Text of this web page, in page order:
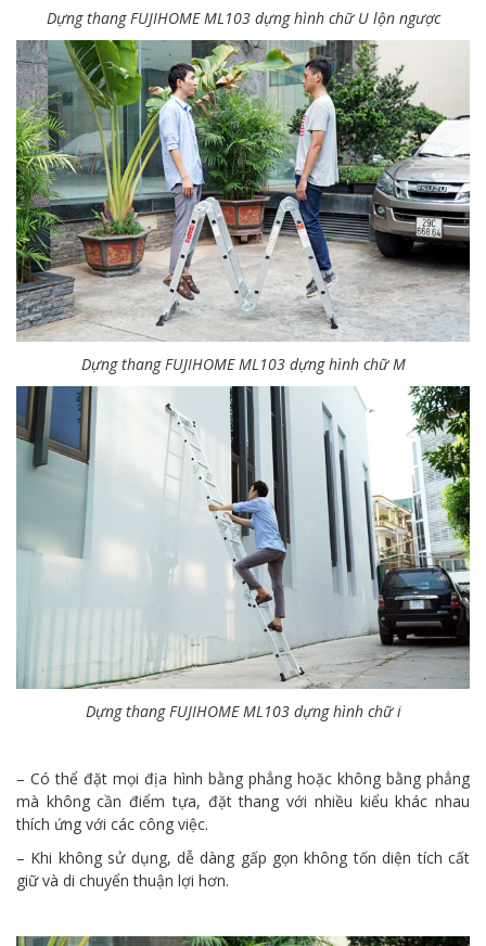
Dựng thang FUJIHOME ML103 dựng hình chữ U lộn ngược
Dựng thang FUJIHOME ML103 dựng hình chữ M
Dựng thang FUJIHOME ML103 dựng hình chữ i
– Có thể đặt mọi địa hình bằng phẳng hoặc không bằng phẳng
mà không cần điểm tựa, đặt thang với nhiều kiểu khác nhau
thích ứng với các công việc.
– Khi không sử dụng, dễ dàng gấp gọn không tốn diện tích cất
giữ và di chuyển thuận lợi hơn.